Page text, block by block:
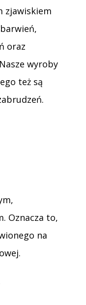
zjawiskiem
oraz
wyroby
też są
Oznacza to,
na